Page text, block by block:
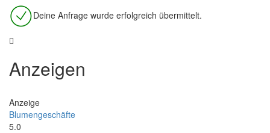
Deine Anfrage wurde erfolgreich übermittelt.
Anzeigen
Anzeige
Blumengeschäfte
5.0